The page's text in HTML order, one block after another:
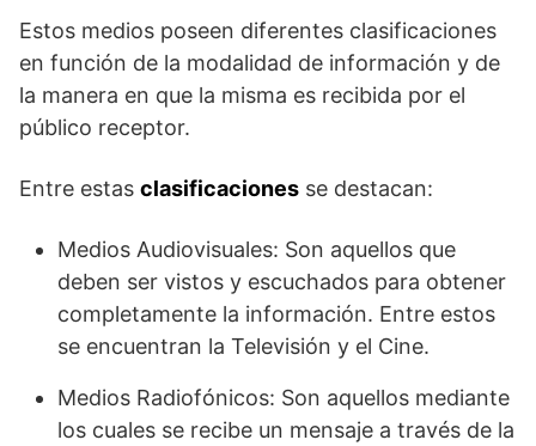
Estos medios poseen diferentes clasificaciones
en función de la modalidad de información y de
la manera en que la misma es recibida por el
público receptor.
Entre estas clasificaciones se destacan:
Medios Audiovisuales: Son aquellos que
deben ser vistos y escuchados para obtener
completamente la información. Entre estos
se encuentran la Televisión y el Cine.
Medios Radiofónicos: Son aquellos mediante
los cuales se recibe un mensaje a través de la